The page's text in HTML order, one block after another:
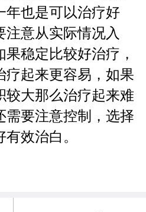
年也是可以治疗好
注意从实际情况入
稳定比较好治疗，
疗起来更容易，如果
较大那么治疗起来难
需要注意控制，选择
效治白。